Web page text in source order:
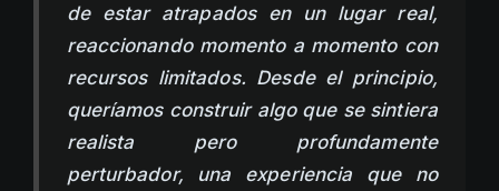
de estar atrapados en un lugar real,
reaccionando momento a momento con
recursos limitados. Desde el principio,
queríamos construir algo que se sintiera
realista pero profundamente
perturbador, una experiencia que no